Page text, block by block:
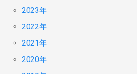
2023年
2022年
2021年
2020年